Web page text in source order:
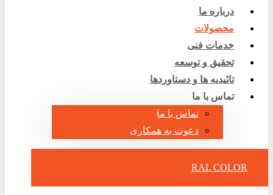
درباره ما
محصولات
خدمات فنی
تحقیق و توسعه
تایٔیدیه ها و دستاوردها
تماس با ما
تماس با ما
دعوت به همکاری
RAL COLOR